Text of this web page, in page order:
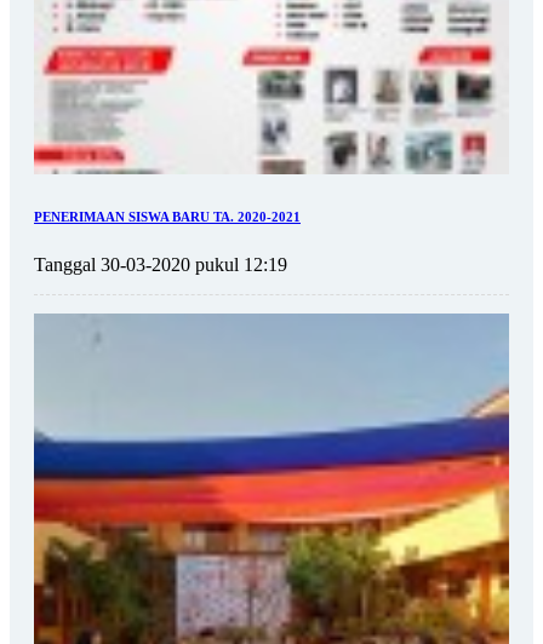
PENERIMAAN SISWA BARU TA. 2020-2021
Tanggal 30-03-2020 pukul 12:19